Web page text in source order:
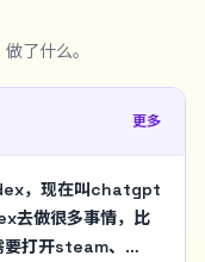
了什么。
更多
，现在叫chatgpt
去做很多事情，比
打开steam、